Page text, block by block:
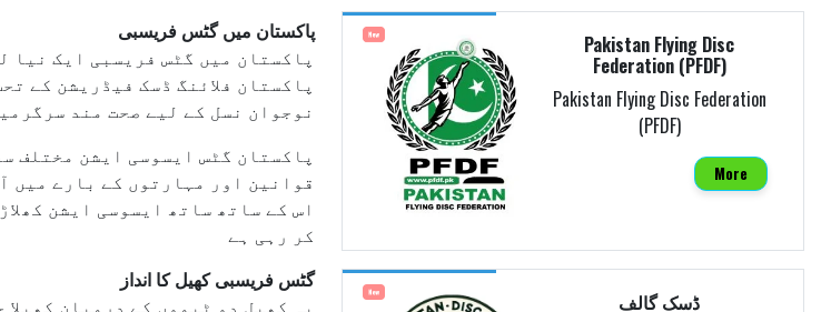
پاکستان میں گٹس فریسبی
پاکستان میں گٹس فریسبی ایک نیا
پاکستان فلائنگ ڈسک فیڈریشن کے
نوجوان نسل کے لیے صحت مند
پاکستان گٹس ایسوسی ایشن مختلف
قوانین اور مہارتوں کے بارے میں
اس کے ساتھ ساتھ ایسوسی ایشن
کر رہی ہے
گٹس فریسبی کھیل کا انداز
یہ کھیل دو ٹیموں کے درمیان
New Pakistan Flying Disc
Federation (PFDF)
Pakistan Flying Disc Federation
(PFDF)
More
New
ڈسک گالف